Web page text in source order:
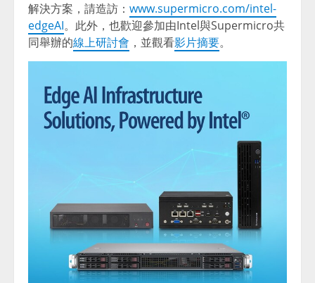
解決方案，請造訪： www.supermicro.com/intel-
edgeAI。此外，也歡迎參加由Intel與Supermicro共
同舉辦的線上研討會 ，並觀看影片摘要。